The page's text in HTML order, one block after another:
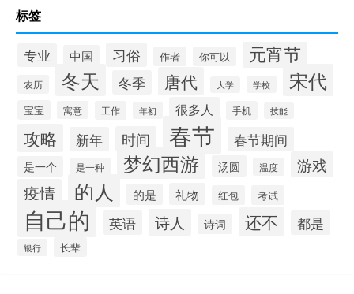
标签
专业 中国 习俗 作者 你可以 元宵节
农历 冬天 冬季 唐代 大学 学校 宋代
宝宝 寓意 工作 年初 很多人 手机 技能
攻略 新年 时间 春节 春节期间
是一个 是一种 梦幻西游 汤圆 温度 游戏
疫情 的人 的是 礼物 红包 考试
自己的 英语 诗人 诗词 还不 都是
银行 长辈